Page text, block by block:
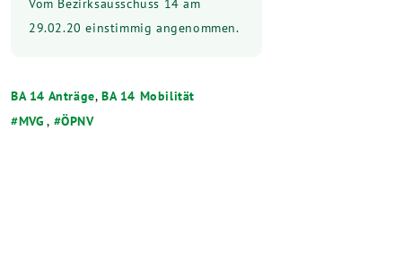
29.02.20 einstimmig angenommen.
BA 14 Anträge,BA 14 Mobilität
MVG , ÖPNV